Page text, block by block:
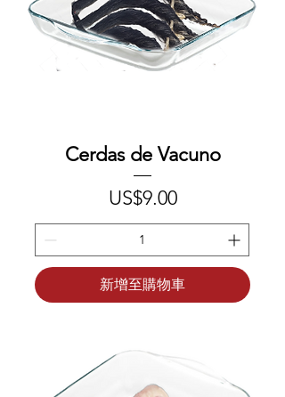
Cerdas de Vacuno
價格
US$9.00
新增至購物車